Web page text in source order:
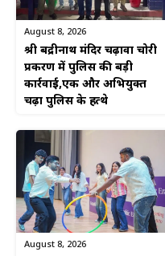
August 8, 2026
श्री बद्रीनाथ मंदिर चढ़ावा चोरी
प्रकरण में पुलिस की बड़ी
कार्रवाई,एक और अभियुक्त
चढ़ा पुलिस के हत्थे
August 8, 2026